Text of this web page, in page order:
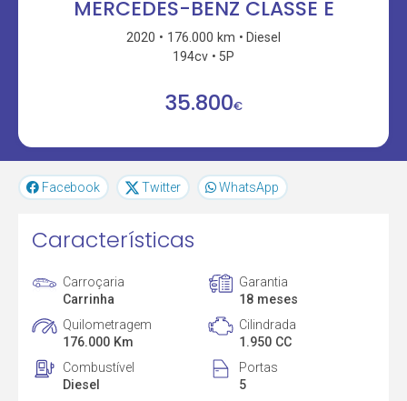
MERCEDES-BENZ CLASSE E
2020 176.000 km
Diesel
194cv
5P
35.800€
Facebook Twitter WhatsApp
Características
Carroçaria
Carrinha
Garantia
18 meses
Quilometragem
176.000 Km
Cilindrada
1.950 CC
Combustível
Diesel
Portas
5